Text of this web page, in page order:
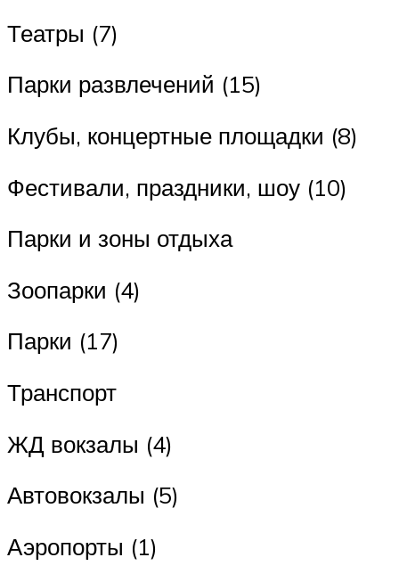
Театры (7)
Парки развлечений (15)
Клубы, концертные площадки (8)
Фестивали, праздники, шоу (10)
Парки и зоны отдыха
Зоопарки (4)
Парки (17)
Транспорт
ЖД вокзалы (4)
Автовокзалы (5)
Аэропорты (1)